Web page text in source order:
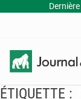
ÉTIQUETTE :